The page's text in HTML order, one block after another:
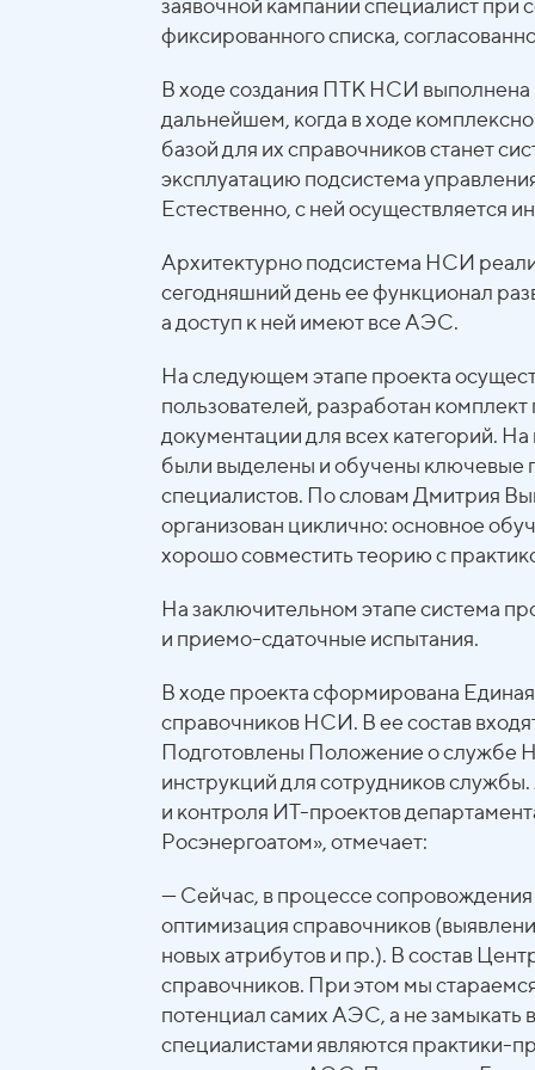
заявочной кампании специалист при
фиксированного списка,
В ходе создания ПТК НСИ выполнена
дальнейшем, когда в ходе
базой для их справочников станет
эксплуатацию подсистема
Естественно, с ней осуществляется
Архитектурно подсистема НСИ
сегодняшний день ее функционал
а доступ к ней имеют все АЭС.
На следующем этапе проекта
пользователей, разработан
документации для всех категорий.
были выделены и обучены ключевые
специалистов. По словам Дмитрия
организован циклично: основное
хорошо совместить теорию с
На заключительном этапе система
и приемо-сдаточные испытания.
В ходе проекта сформирована
справочников НСИ. В ее состав
Подготовлены Положение о службе
инструкций для сотрудников
и контроля ИТ-проектов
Росэнергоатом», отмечает:
— Сейчас, в процессе
оптимизация справочников
новых атрибутов и пр.). В состав
справочников. При этом мы
потенциал самих АЭС, а не замыкать
специалистами являются практики-